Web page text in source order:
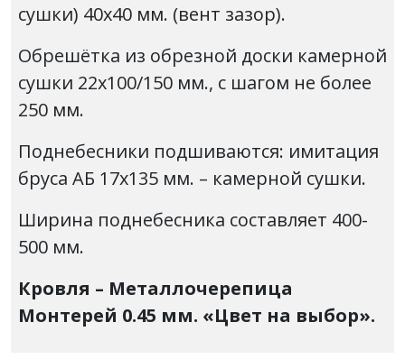
сушки) 40х40 мм. (вент зазор).
Обрешётка из обрезной доски камерной
сушки 22х100/150 мм., с шагом не более
250 мм.
Поднебесники подшиваются: имитация
бруса АБ 17х135 мм. – камерной сушки.
Ширина поднебесника составляет 400-
500 мм.
Кровля – Металлочерепица
Монтерей 0.45 мм. «Цвет на выбор».